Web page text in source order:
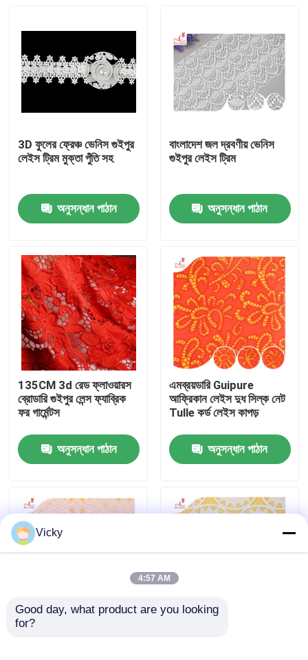
বাড়ি
পণ্য
আমাদের সম্পর্কে
কারখানা ভ্রমণ
মান নিয়ন্ত্রণ
উদ্ধৃতির জন্য আবেদন
দোরোখা জরি ফ্যাব্রিক
3D ফুলের ফ্রেঞ্চ ভেনিস গুইপুর
লেইস ট্রিম মুক্তা পুঁতি সহ
অনুসন্ধান পাঠান
বাংলাদেশ জল দ্রবণীয় ভেনিস
গুইপুর লেইস ট্রিম
অনুসন্ধান পাঠান
135CM 3d রেড ফ্লাওয়ারস
ব্রোডারি গুইপুর লেন্স ফ্যাব্রিক
ফর গার্মেন্টস
অনুসন্ধান পাঠান
এমব্রয়ডারি Guipure
আফ্রিকান লেইস দুধ সিল্ক নেট
Tulle কর্ড লেইস কাপড়
অনুসন্ধান পাঠান
135cm ফিতা লেইস ছাঁটা দুধ
Vicky
4:57 AM
Good day, what product are you looking
for?